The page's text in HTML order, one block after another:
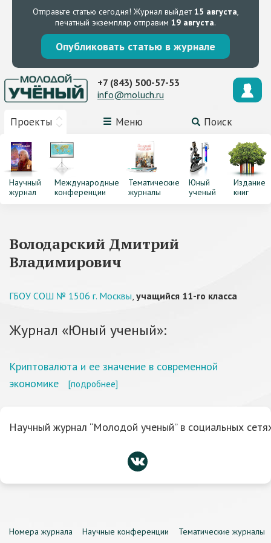
Отправьте статью сегодня! Журнал выйдет15 августа,
печатный экземпляр отправим 19 августа.
Опубликовать статью в журнале
Проекты Меню Поиск
+7 (843) 500-57-53
info@moluch.ru
Научный
журнал
Международные
конференции
Тематические
журналы
Юный
ученый
Издание
книг
Володарский Дмитрий
Владимирович
ГБОУ СОШ № 1506 г. Москвы, учащийся 11-го класса
Журнал «Юный ученый»:
Криптовалюта и ее значение в современной
экономике
[подробнее]
Научный журнал “Молодой ученый” в социальных
Номера журнала Научные конференции
Тематические журналы